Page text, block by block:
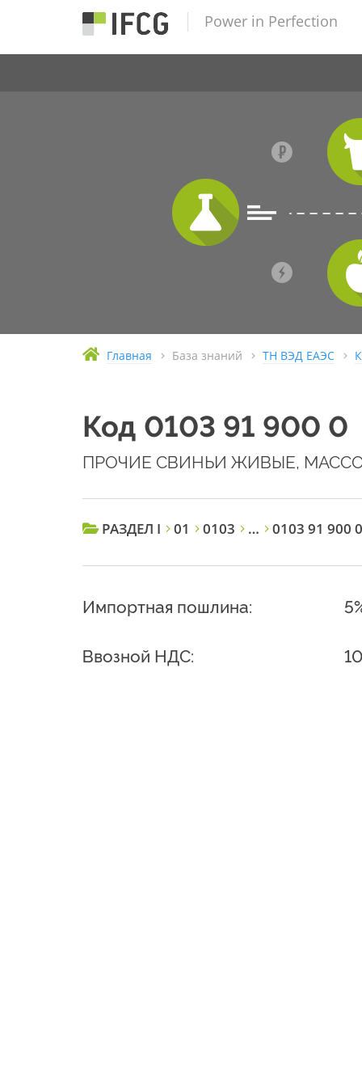
Power in Perfection
Главная База знаний ТН ВЭД ЕАЭС
Код 0103 91 900 0
ПРОЧИЕ СВИНЬИ ЖИВЫЕ,
РАЗДЕЛ I 01 0103 … 0103 91 900 0
Импортная пошлина:
Ввозной НДС: